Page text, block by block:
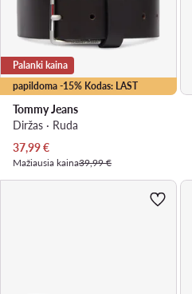
papildoma -15% Kodas: LAST
Palanki kaina
Tommy Jeans
Diržas · Ruda
Dabartinė kaina
37,99€
Mažiausia kaina39,99 €